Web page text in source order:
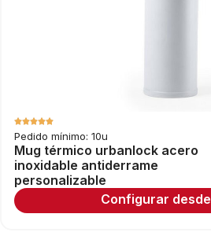
Pedido mínimo: 10u
Mug térmico urbanlock acero
inoxidable antiderrame
personalizable
Configurar desde